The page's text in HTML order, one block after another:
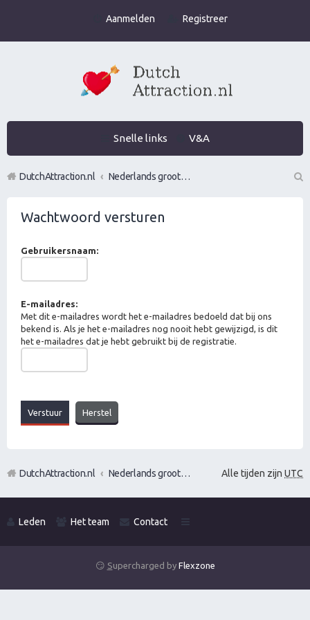
Aanmelden Registreer
Snelle links V&A
DutchAttraction.nl
Nederlands grootste Dutch Attraction, Lifestyle, Vrouwen versieren en Pick-Up (PUA) Forum
Wachtwoord versturen
Gebruikersnaam:
E-mailadres:
Met dit e-mailadres wordt het e-mailadres bedoeld dat bij ons
bekend is. Als je het e-mailadres nog nooit hebt gewijzigd, is dit
het e-mailadres dat je hebt gebruikt bij de registratie.
Alle tijden zijn UTC
DutchAttraction.nl Nederlands grootste Dutch Attraction, Lifestyle, Vrouwen versieren en Pick-Up (PUA) Forum
Leden Het team Contact
😏 Supercharged by Flexzone